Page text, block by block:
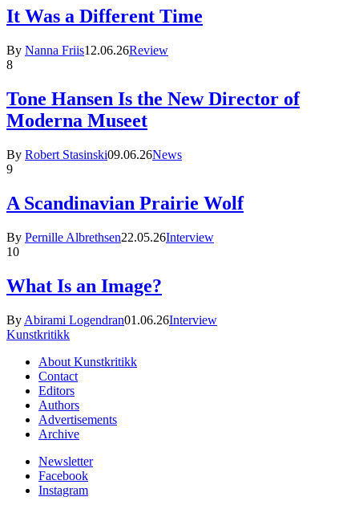
It Was a Different Time
By Nanna Friis12.06.26Review
8
Tone Hansen Is the New Director of
Moderna Museet
By Robert Stasinski09.06.26News
9
A Scandinavian Prairie Wolf
By Pernille Albrethsen22.05.26Interview
10
What Is an Image?
By Abirami Logendran01.06.26Interview
Kunstkritikk
About Kunstkritikk
Contact
Editors
Authors
Advertisements
Archive
Newsletter
Facebook
Instagram